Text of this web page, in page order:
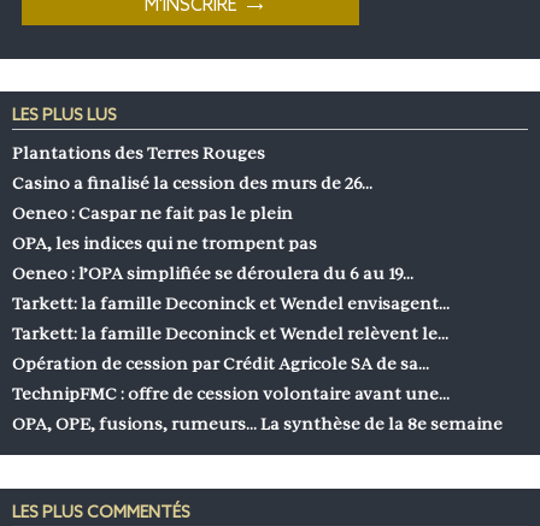
LES PLUS LUS
Plantations des Terres Rouges
Casino a finalisé la cession des murs de 26…
Oeneo : Caspar ne fait pas le plein
OPA, les indices qui ne trompent pas
Oeneo : l’OPA simplifiée se déroulera du 6 au 19…
Tarkett: la famille Deconinck et Wendel envisagent…
Tarkett: la famille Deconinck et Wendel relèvent le…
Opération de cession par Crédit Agricole SA de sa…
TechnipFMC : offre de cession volontaire avant une…
OPA, OPE, fusions, rumeurs… La synthèse de la 8e semaine
LES PLUS COMMENTÉS